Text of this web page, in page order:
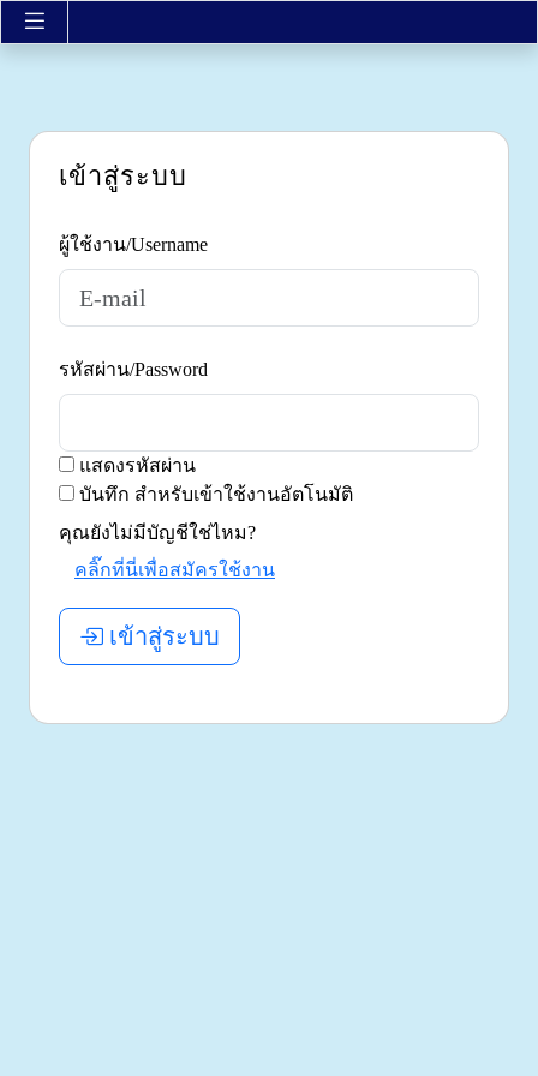
เข้าสู่ระบบ
ผู้ใช้งาน/Username
รหัสผ่าน/Password
แสดงรหัสผ่าน
บันทึก สำหรับเข้าใช้งานอัตโนมัติ
คุณยังไม่มีบัญชีใช่ไหม?
คลิ๊กที่นี่เพื่อสมัครใช้งาน
เข้าสู่ระบบ